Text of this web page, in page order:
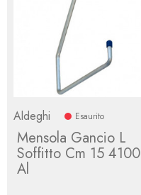
Aldeghi Esaurito
Mensola Gancio L
Soffitto Cm 15 4100
Al